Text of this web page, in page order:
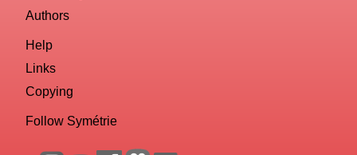
Authors
Help
Links
Copying
Follow Symétrie